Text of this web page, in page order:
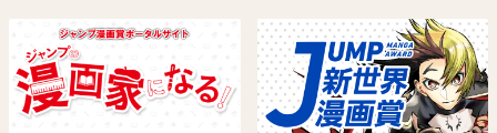
鵺の陰陽師
川江康太
試し読み
悪祓士のキヨシくん
臼井彰一
試し読み